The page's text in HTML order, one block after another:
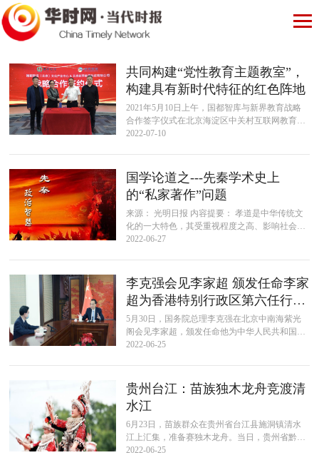
共同构建“党性教育主题教室”，
构建具有新时代特征的红色阵地
2021年5月10日上午，国都智库与新界教育战略
合作签字仪式在北京海淀区中关村互联网教育创
新中心举行，鉴于双方都拥有良好的品牌形象，
2022-07-10
国学论道之---先秦学术史上
的“私家著作”问题
来源： 光明日报 内容提要： 孝道是中华传统文
化的一大特色，其受重视程度之高、影响社会之
深、延续时间之久，为其他民族文化所罕见。 孝
2022-06-27
李克强会见李家超 颁发任命李家
超为香港特别行政区第六任行政
长...
5月30日，国务院总理李克强在北京中南海紫光
阁会见李家超，颁发任命他为中华人民共和国香
港特别行政区第六任行政长官的国务院第754号
2022-06-25
贵州台江：苗族独木龙舟竞渡清
水江
6月23日，苗族群众在贵州省台江县施洞镇清水
江上汇集，准备赛独木龙舟。当日，贵州省黔东
南苗族侗族自治州台江县一年一度的苗族独木龙
2022-06-25